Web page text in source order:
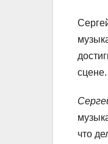
сцене.
что